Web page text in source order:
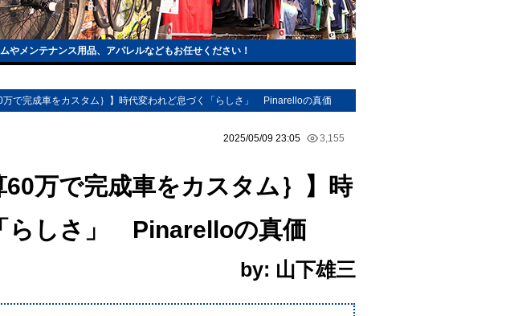
やメンテナンス用品、アパレルなどもお任せください！
万で完成車をカスタム｝】時代変われど息づく「らしさ」 Pinarelloの真価
2025/05/09 23:05 3,155
60万で完成車をカスタム｝】時
らしさ」 Pinarelloの真価
by: 山下雄三